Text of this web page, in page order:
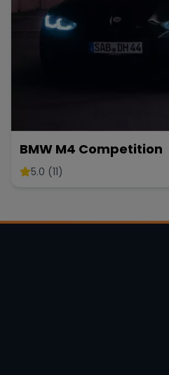
BMW M4 Competition
5.0 (11)